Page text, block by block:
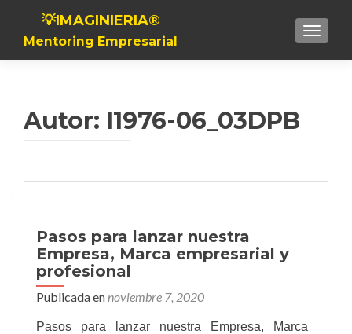
Toggle
💡IMAGINIERIA®
Mentoring Empresarial
Autor: I1976-06_03DPB
Pasos para lanzar nuestra
Empresa, Marca empresarial y
profesional
Publicada ennoviembre 7, 2020
Pasos para lanzar nuestra Empresa, Marca